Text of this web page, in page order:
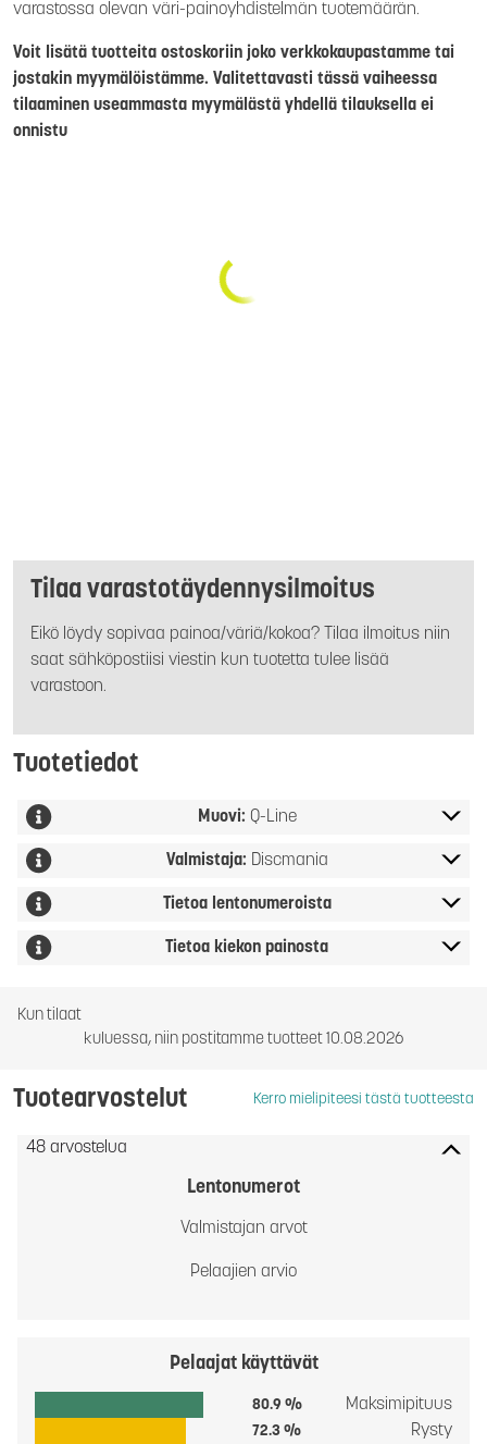
varastossa olevan väri-painoyhdistelmän tuotemäärän.
Voit lisätä tuotteita ostoskoriin joko verkkokaupastamme tai
jostakin myymälöistämme. Valitettavasti tässä vaiheessa
tilaaminen useammasta myymälästä yhdellä tilauksella ei
onnistu
Tilaa varastotäydennysilmoitus
Eikö löydy sopivaa painoa/väriä/kokoa? Tilaa ilmoitus niin
saat sähköpostiisi viestin kun tuotetta tulee lisää
varastoon.
Tuotetiedot
Muovi: Q-Line
Valmistaja: Discmania
Tietoa lentonumeroista
Tietoa kiekon painosta
Kun tilaat
kuluessa, niin postitamme tuotteet 10.08.2026
Tuotearvostelut Kerro mielipiteesi tästä tuotteesta
48 arvostelua
Lentonumerot
Valmistajan arvot
Pelaajien arvio
Pelaajat käyttävät
80.9 % Maksimipituus
72.3 % Rysty